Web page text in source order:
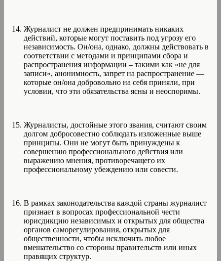
Журналист не должен предпринимать никаких
действий, которые могут поставить под угрозу его
независимость. Он/она, однако, должны действовать в
соответствии с методами и принципами сбора и
распространения информации – такими как «не для
записи», анонимность, запрет на распространение —
которые он/она добровольно на себя приняли, при
условии, что эти обязательства ясны и неоспоримы.
Журналисты, достойные этого звания, считают своим
долгом добросовестно соблюдать изложенные выше
принципы. Они не могут быть принуждены к
совершению профессионального действия или
выражению мнения, противоречащего их
профессиональному убеждению или совести.
В рамках законодательства каждой страны журналист
признает в вопросах профессиональной чести
юрисдикцию независимых и открытых для общества
органов саморегулирования, открытых для
общественности, чтобы исключить любое
вмешательство со стороны правительств или иных
правящих структур.